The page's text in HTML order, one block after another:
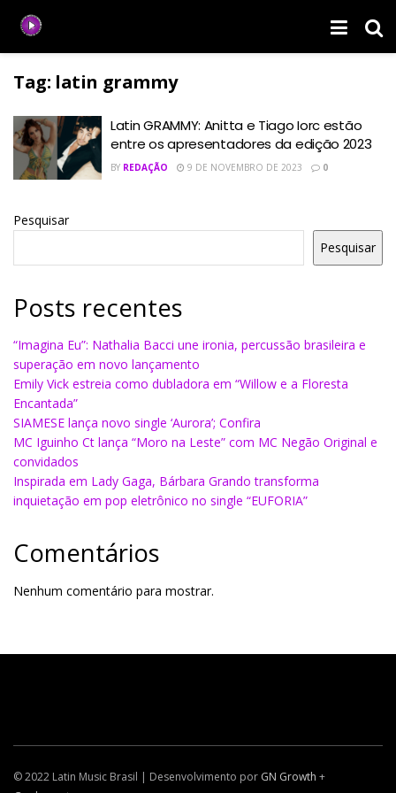
Tag: latin grammy
Latin GRAMMY: Anitta e Tiago Iorc estão
entre os apresentadores da edição 2023
BY REDAÇÃO 9 DE NOVEMBRO DE 2023 0
Pesquisar
Pesquisar
Posts recentes
“Imagina Eu”: Nathalia Bacci une ironia, percussão brasileira e
superação em novo lançamento
Emily Vick estreia como dubladora em “Willow e a Floresta
Encantada”
SIAMESE lança novo single ‘Aurora’; Confira
MC Iguinho Ct lança “Moro na Leste” com MC Negão Original e
convidados
Inspirada em Lady Gaga, Bárbara Grando transforma
inquietação em pop eletrônico no single “EUFORIA”
Comentários
Nenhum comentário para mostrar.
© 2022 Latin Music Brasil | Desenvolvimento por GN Growth +